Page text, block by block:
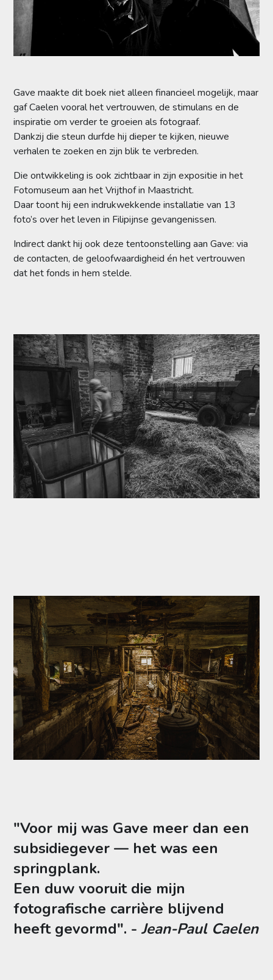
Gave maakte dit boek niet alleen financieel mogelijk, maar
gaf Caelen vooral het vertrouwen, de stimulans en de
inspiratie om verder te groeien als fotograaf.
Dankzij die steun durfde hij dieper te kijken, nieuwe
verhalen te zoeken en zijn blik te verbreden.
Die ontwikkeling is ook zichtbaar in zijn expositie in het
Fotomuseum aan het Vrijthof in Maastricht.
Daar toont hij een indrukwekkende installatie van 13
foto’s over het leven in Filipijnse gevangenissen.
Indirect dankt hij ook deze tentoonstelling aan Gave: via
de contacten, de geloofwaardigheid én het vertrouwen
dat het fonds in hem stelde.
"Voor mij was Gave meer dan een
subsidiegever — het was een
springplank.
Een duw vooruit die mijn
fotografische carrière blijvend
heeft gevormd". -Jean-Paul Caelen